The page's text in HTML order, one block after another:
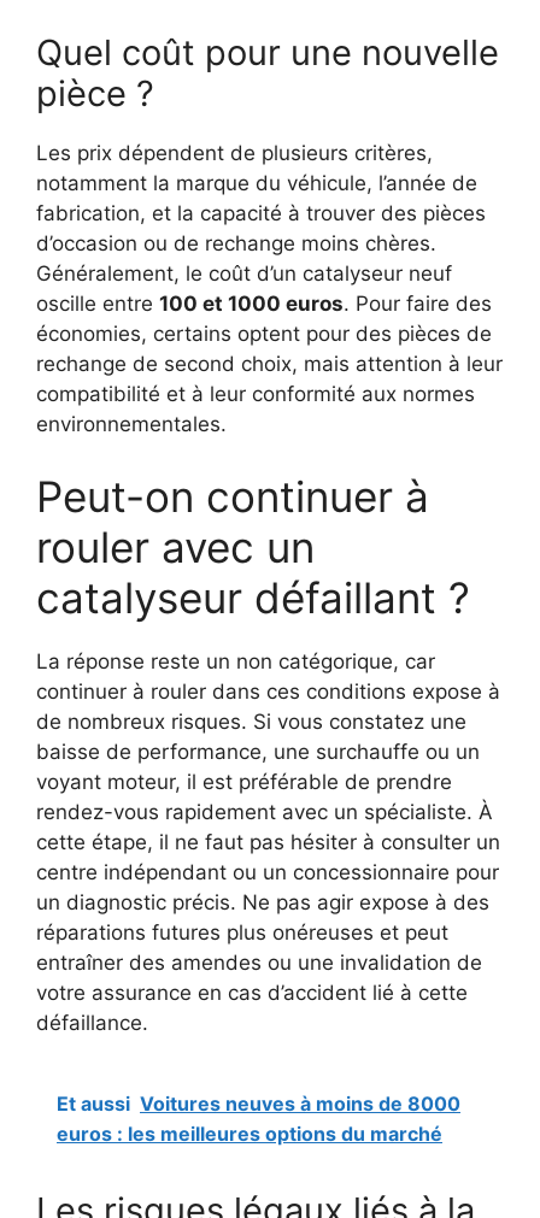
Quel coût pour une nouvelle
pièce ?
Les prix dépendent de plusieurs critères,
notamment la marque du véhicule, l’année de
fabrication, et la capacité à trouver des pièces
d’occasion ou de rechange moins chères.
Généralement, le coût d’un catalyseur neuf
oscille entre 100 et 1000 euros. Pour faire des
économies, certains optent pour des pièces de
rechange de second choix, mais attention à leur
compatibilité et à leur conformité aux normes
environnementales.
Peut-on continuer à
rouler avec un
catalyseur défaillant ?
La réponse reste un non catégorique, car
continuer à rouler dans ces conditions expose à
de nombreux risques. Si vous constatez une
baisse de performance, une surchauffe ou un
voyant moteur, il est préférable de prendre
rendez-vous rapidement avec un spécialiste. À
cette étape, il ne faut pas hésiter à consulter un
centre indépendant ou un concessionnaire pour
un diagnostic précis. Ne pas agir expose à des
réparations futures plus onéreuses et peut
entraîner des amendes ou une invalidation de
votre assurance en cas d’accident lié à cette
défaillance.
Et aussi Voitures neuves à moins de 8000
euros : les meilleures options du marché